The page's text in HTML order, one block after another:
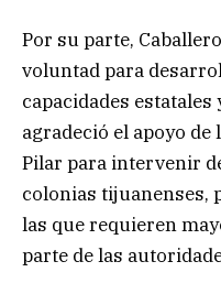
Por su parte,
voluntad para
capacidades
agradeció el apoyo
Pilar para intervenir
colonias tijuanenses,
las que requieren
parte de las